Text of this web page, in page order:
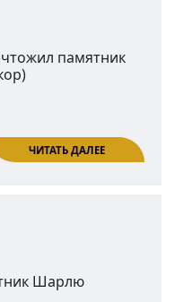
до
церковь